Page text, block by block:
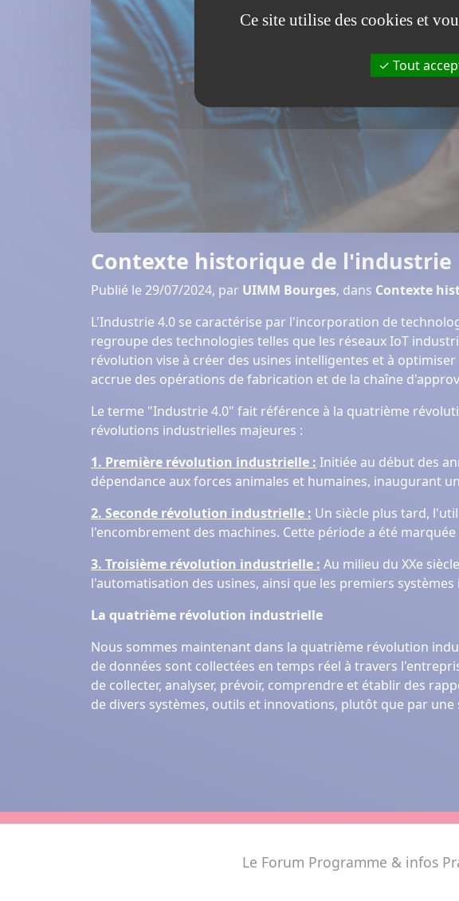
Contexte historique de l'industrie
Publié le 29/07/2024, par UIMM Bourges, dans Contexte
L'Industrie 4.0 se caractérise par l'incorporation de
regroupe des technologies telles que les réseaux IoT
révolution vise à créer des usines intelligentes et à
accrue des opérations de fabrication et de la chaîne
Le terme "Industrie 4.0" fait référence à la quatrième
révolutions industrielles majeures :
1. Première révolution industrielle : Initiée au début des
dépendance aux forces animales et humaines, inaugurant
2. Seconde révolution industrielle : Un siècle plus tard,
l'encombrement des machines. Cette période a été
3. Troisième révolution industrielle : Au milieu du XXe
l'automatisation des usines, ainsi que les premiers
La quatrième révolution industrielle
Nous sommes maintenant dans la quatrième révolution
de données sont collectées en temps réel à travers
de collecter, analyser, prévoir, comprendre et établir des
de divers systèmes, outils et innovations, plutôt que par une
Le Forum Programme & infos
Ce site utilise des cookies et
Tout